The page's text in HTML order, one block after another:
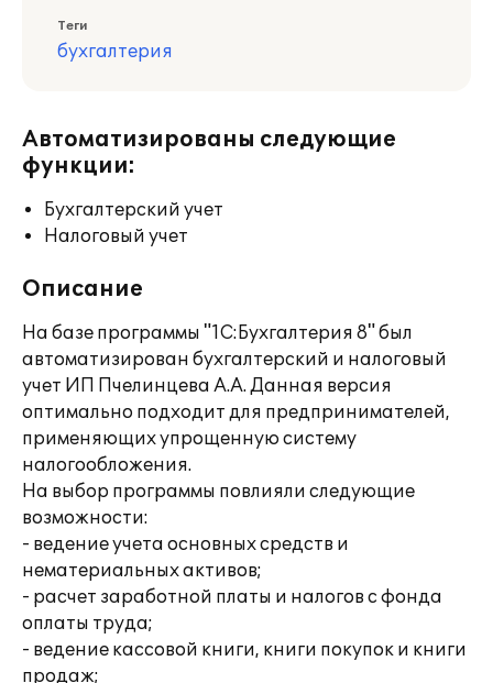
Теги
бухгалтерия
Автоматизированы следующие
функции:
Бухгалтерский учет
Налоговый учет
Описание
На базе программы "1С:Бухгалтерия 8" был
автоматизирован бухгалтерский и налоговый
учет ИП Пчелинцева А.А. Данная версия
оптимально подходит для предпринимателей,
применяющих упрощенную систему
налогообложения.
На выбор программы повлияли следующие
возможности:
- ведение учета основных средств и
нематериальных активов;
- расчет заработной платы и налогов с фонда
оплаты труда;
- ведение кассовой книги, книги покупок и книги
продаж;